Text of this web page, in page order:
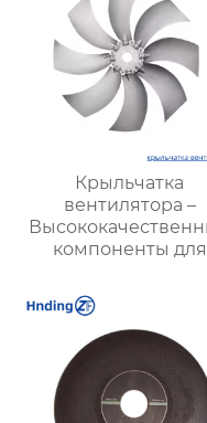
Крыльчатка
вентилятора –
компоненты для
вентиляции